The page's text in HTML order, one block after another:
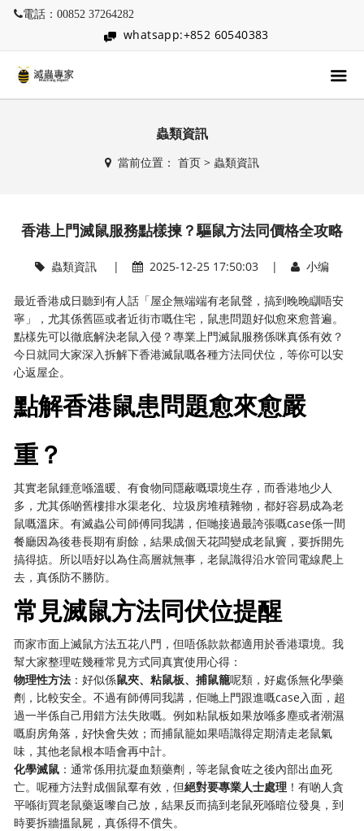
電話：00852 37264282
whatsapp:+852 60540383
蟲類資訊
當前位置： 首页> 蟲類資訊
香港上門滅鼠服務點樣揀？驅鼠方法同價格全攻略
蟲類資訊| 2025-12-25 17:50:03 | 小编
最近香港成日聽到有人話「屋企無端端有老鼠聲，搞到晚晚瞓唔安
寧」，尤其係舊區或者近街市嘅住宅，鼠患問題好似愈來愈普遍。
點樣先可以徹底解決老鼠入侵？專業上門滅鼠服務係咪真係有效？
今日就同大家深入拆解下香港滅鼠嘅各種方法同伏位，等你可以安
心返屋企。
點解香港鼠患問題愈來愈嚴
重？
其實老鼠鍾意喺溫暖、有食物同隱蔽嘅環境生存，而香港地少人
多，尤其係啲舊樓排水渠老化、垃圾房堆積雜物，都好容易成為老
鼠嘅溫床。有滅蟲公司師傅同我講，佢哋接過最誇張嘅case係一間
餐廳因為後巷長期有廚餘，結果成個天花闆變成老鼠竇，要拆開先
搞得掂。所以唔好以為住高層就無事，老鼠識得沿水管同電線爬上
去，真係防不勝防。
常見滅鼠方法同伏位提醒
而家市面上滅鼠方法五花八門，但唔係款款都適用於香港環境。我
幫大家整理咗幾種常見方式同真實使用心得：
物理性方法 ：好似係鼠夾、粘鼠板、捕鼠籠呢類，好處係無化學藥
劑，比較安全。不過有師傅同我講，佢哋上門跟進嘅case入面，超
過一半係自己用錯方法失敗嘅。例如粘鼠板如果放喺多塵或者潮濕
嘅廚房角落，好快會失效；而捕鼠籠如果唔識得定期清走老鼠氣
味，其他老鼠根本唔會再中計。
化學滅鼠 ：通常係用抗凝血類藥劑，等老鼠食咗之後內部出血死
亡。呢種方法對成個鼠羣有效，但絕對要專業人士處理 ！有啲人貪
平喺街買老鼠藥返嚟自己放，結果反而搞到老鼠死喺暗位發臭，到
時要拆牆搵鼠屍，真係得不償失。